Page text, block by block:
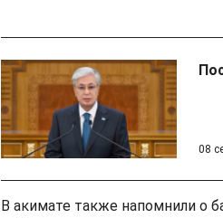
08
В акимате также напомнили о